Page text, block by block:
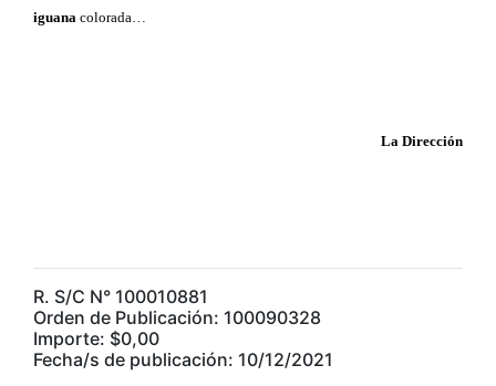
iguana colorada…
La Dirección
R. S/C N° 100010881
Orden de Publicación: 100090328
Importe: $0,00
Fecha/s de publicación: 10/12/2021